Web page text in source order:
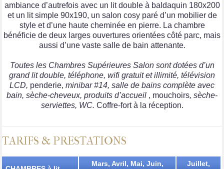
ambiance d’autrefois avec un lit double à baldaquin 180x200
et un lit simple 90x190, un salon cosy paré d’un mobilier de
style et d’une haute cheminée en pierre. La chambre
bénéficie de deux larges ouvertures orientées côté parc, mais
aussi d’une vaste salle de bain attenante.
Toutes les Chambres Supérieures Salon sont dotées d’un
grand lit double, téléphone, wifi gratuit et illimité, télévision
LCD, penderie, minibar #14, salle de bains complète avec
bain, sèche-cheveux, produits d’accueil , mouchoirs, sèche-
serviettes, WC. Coffre-fort à la réception.
TARIFS & PRESTATIONS
Mars, Avril, Mai, Juin,
Juillet,